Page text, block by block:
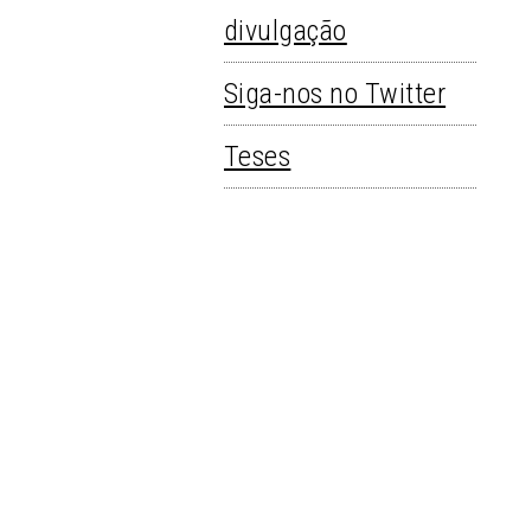
divulgação
Siga-nos no Twitter
Teses